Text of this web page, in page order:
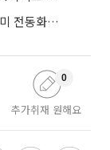
한온시스템, 캐나다 정부서 100억 지원…북미 전동화 시장 가속
추가취재 원해요
0